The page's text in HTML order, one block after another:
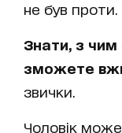
не був проти.
Знати, з чим
зможете
звички.
Чоловік